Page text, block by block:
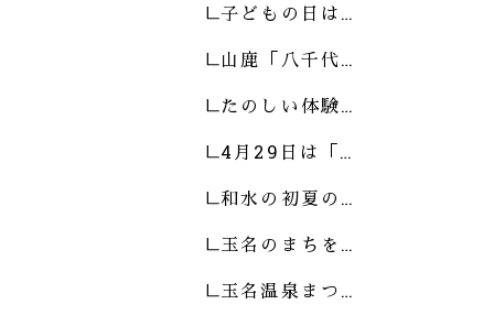
子どもの日は…
山鹿「八千代…
たのしい体験…
4月29日は「…
和水の初夏の…
玉名のまちを…
玉名温泉まつ…